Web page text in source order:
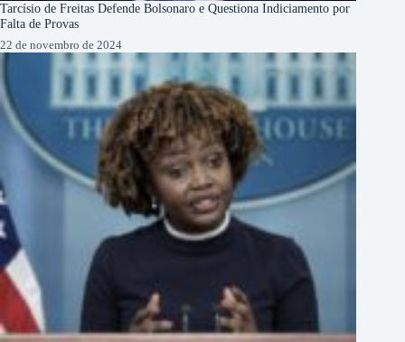
Tarcísio de Freitas Defende Bolsonaro e Questiona Indiciamento por
Falta de Provas
22 de novembro de 2024